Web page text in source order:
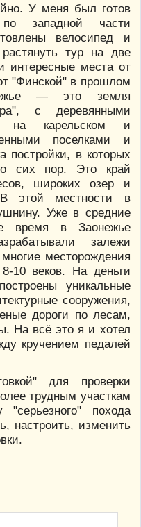
У меня был готов
западной части
велосипед и
тур на две
интересные места от
"Финской" в прошлом
— это земля
с деревянными
на карельском и
поселками и
постройки, в которых
сих пор. Это край
широких озер и
этой местности в
Уже в средние
время в Заонежье
залежи
месторождения
10 веков. На деньги
уникальные
сооружения,
дороги по лесам,
На всё это я и хотел
кручением педалей
для проверки
трудным участкам
похода
настроить, изменить